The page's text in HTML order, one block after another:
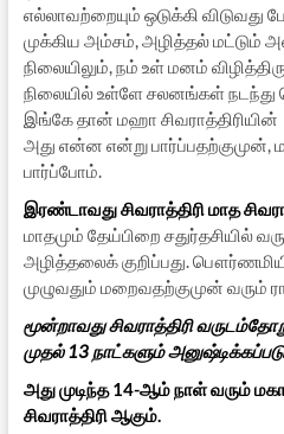
எல்லாவற்றையும் ஒடுக்கி
முக்கிய அம்சம், அழித்தல் மட்டும்
நிலையிலும், நம் உள் மனம்
நிலையில் உள்ளே சலனங்கள்
இங்கே தான் மஹா சிவராத்திரியின்
அது என்ன என்று பார்ப்பதற்குமுன்,
பார்ப்போம்.
இரண்டாவது சிவராத்திரி மாத
மாதமும் தேய்பிறை சதுர்தசியில்
அழித்தலைக் குறிப்பது.
முழுவதும் மறைவதற்குமுன் வரும்
மூன்றாவது சிவராத்திரி
முதல் 13 நாட்களும்
அது முடிந்த 14-ஆம் நாள் வரும்
சிவராத்திரி ஆகும்.